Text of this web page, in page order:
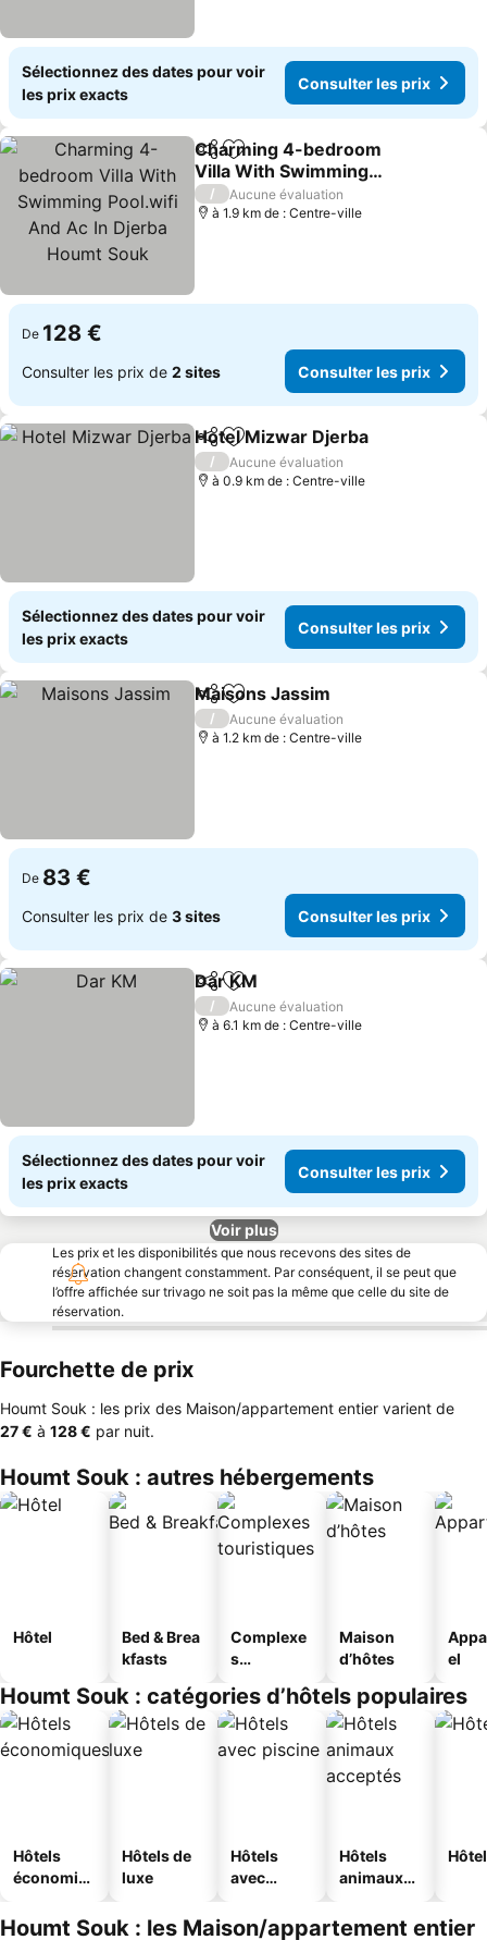
Sélectionnez des dates pour voir
les prix exacts
Consulter les prix
PartagerAjouter à mes favoris
Charming 4-bedroom
Villa With Swimming
Pool.wifi And Ac In Djerba
Houmt Souk
Consulter les prix
/
Aucune évaluation
à 1.9 km de : Centre-ville
De 128 €
Consulter les prix de 2 sites Consulter les prix
PartagerAjouter à mes favoris
Hotel Mizwar Djerba
/
Aucune évaluation
à 0.9 km de : Centre-ville
Sélectionnez des dates pour voir
les prix exacts
Consulter les prix
PartagerAjouter à mes favoris
Maisons Jassim
/
Aucune évaluation
à 1.2 km de : Centre-ville
De 83 €
Consulter les prix de 3 sites Consulter les prix
PartagerAjouter à mes favoris
Dar KM
/
Aucune évaluation
à 6.1 km de : Centre-ville
Sélectionnez des dates pour voir
les prix exacts
Consulter les prix
Voir plus
Les prix et les disponibilités que nous recevons des sites de
réservation changent constamment. Par conséquent, il se peut que
l’offre affichée sur trivago ne soit pas la même que celle du site de
réservation.
Fourchette de prix
Houmt Souk : les prix des Maison/appartement entier varient de
‎27 € à ‎128 € par nuit.
Houmt Souk : autres hébergements
Hôtel
Bed & Brea
kfasts
Complexe
s
s
Maison
d’hôtes
el
Houmt Souk : catégories d’hôtels populaires
Hôtels
économiq
Hôtels de
luxe
Hôtels
avec
Hôtels
animaux
Houmt Souk : les Maison/appartement entier